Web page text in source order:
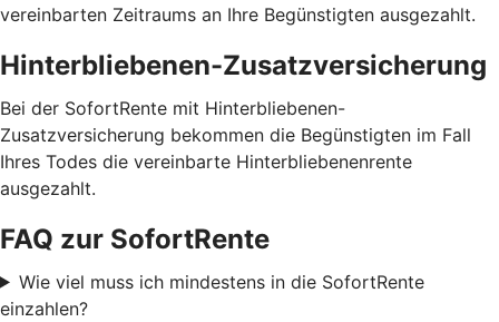
vereinbarten Zeitraums an Ihre Begünstigten ausgezahlt.
Hinterbliebenen-Zusatzversicherung
Bei der SofortRente mit Hinterbliebenen-
Zusatzversicherung bekommen die Begünstigten im Fall
Ihres Todes die vereinbarte Hinterbliebenenrente
ausgezahlt.
FAQ zur SofortRente
Wie viel muss ich mindestens in die SofortRente
einzahlen?